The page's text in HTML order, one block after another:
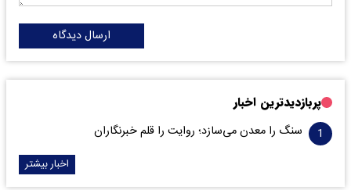
ارسال دیدگاه
پربازدیدترین اخبار
سنگ را معدن می‌سازد؛ روایت را قلم خبرنگاران
اخبار بیشتر